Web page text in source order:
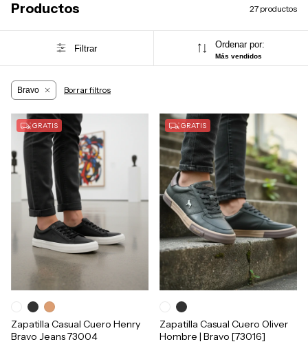
Productos 27 productos
Filtrar Ordenar por:
Más vendidos
Bravo Borrar filtros
GRATIS
Zapatilla Casual Cuero Henry
Bravo Jeans 73004
GRATIS
Zapatilla Casual Cuero Oliver
Hombre | Bravo [73016]